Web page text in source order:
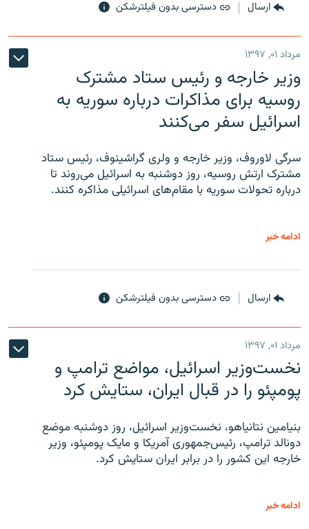
ارسال دسترسی بدون فیلترشکن
مرداد ۰۱, ۱۳۹۷
وزیر خارجه و رئیس‌ ستاد مشترک
روسیه برای مذاکرات درباره سوریه به
اسرائیل سفر می‌کنند
سرگی لاوروف، وزیر خارجه و ولری گراشینوف، رئیس ستاد
مشترک ارتش روسیه، روز دوشنبه به اسرائیل می‌روند تا
درباره تحولات سوریه با مقام‌های اسرائیلی مذاکره کنند.
ادامه خبر
ارسال دسترسی بدون فیلترشکن
مرداد ۰۱, ۱۳۹۷
نخست‌وزیر اسرائیل، مواضع ترامپ و
پومپئو را در قبال ایران، ستایش کرد
بنیامین نتانیاهو، نخست‌وزیر اسرائیل، روز دوشنبه موضع
دونالد ترامپ، رئیس‌جمهوری آمریکا و مایک پومپئو، وزیر
خارجه این کشور را در برابر ایران ستایش کرد.
ادامه خبر